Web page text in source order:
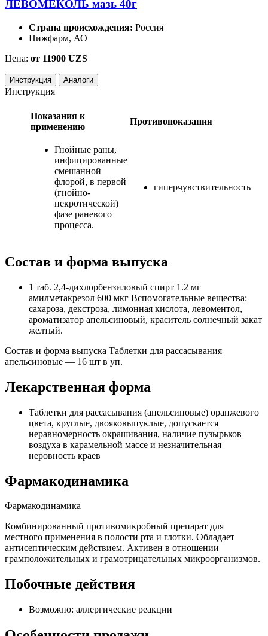
ЛЕВОМЕКОЛЬ мазь 40г
Страна происхождения: Россия
Нижфарм, АО
Цена: от 11900 UZS
Инструкция Аналоги
Инструкция
Показания к
применению
Противопоказания
Гнойные раны,
инфицированные
смешанной
флорой, в первой
(гнойно-
некротической)
фазе раневого
процесса.
гиперчувствительность
Состав и форма выпуска
1 таб. 2,4-дихлорбензиловый спирт 1.2 мг
амилметакрезол 600 мкг Вспомогательные вещества:
сахароза, декстроза, лимонная кислота, левоментол,
ароматизатор апельсиновый, краситель солнечный закат
желтый.
Состав и форма выпуска Таблетки для рассасывания
апельсиновые — 16 шт в уп.
Лекарственная форма
Таблетки для рассасывания (апельсиновые) оранжевого
цвета, круглые, двояковыпуклые, допускается
неравномерность окрашивания, наличие пузырьков
воздуха в карамельной массе и незначительная
неровность краев
Фармакодинамика
Фармакодинамика
Комбинированный противомикробный препарат для
местного применения в полости рта и глотки. Обладает
антисептическим действием. Активен в отношении
грамположительных и грамотрицательных микроорганизмов.
Побочные действия
Возможно: аллергические реакции